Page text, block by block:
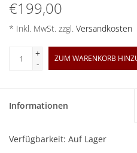
€199,00
* Inkl. MwSt. zzgl. Versandkosten
+
-
ZUM WARENKORB
Informationen
Verfügbarkeit: Auf Lager